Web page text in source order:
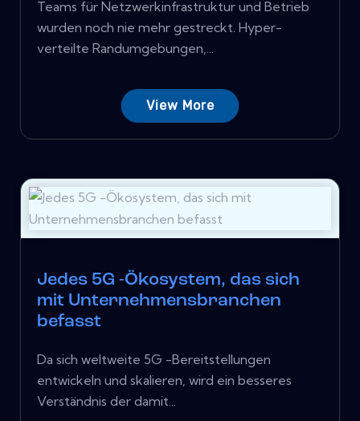
Teams für Netzwerkinfrastruktur und Betrieb
wurden noch nie mehr gestreckt. Hyper-
verteilte Randumgebungen,...
View More
Jedes 5G -Ökosystem, das sich
mit Unternehmensbranchen
befasst
Da sich weltweite 5G -Bereitstellungen
entwickeln und skalieren, wird ein besseres
Verständnis der damit...